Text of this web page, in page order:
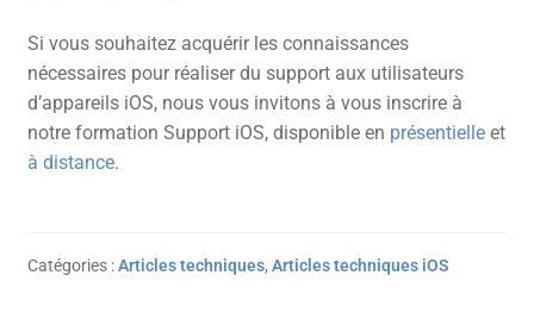
Si vous souhaitez acquérir les connaissances
nécessaires pour réaliser du support aux utilisateurs
d’appareils iOS, nous vous invitons à vous inscrire à
notre formation Support iOS, disponible en présentielleet
à distance.
Catégories :Articles techniques, Articles techniques iOS